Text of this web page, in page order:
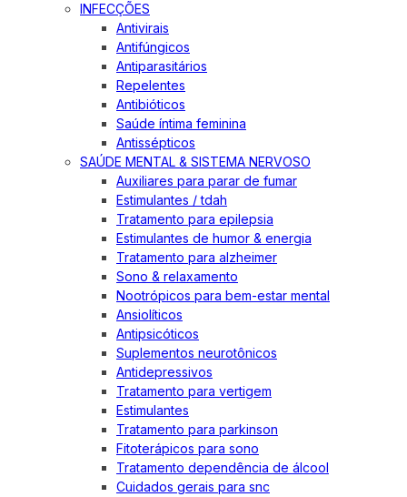
INFECÇÕES
Antivirais
Antifúngicos
Antiparasitários
Repelentes
Antibióticos
Saúde íntima feminina
Antissépticos
SAÚDE MENTAL & SISTEMA NERVOSO
Auxiliares para parar de fumar
Estimulantes / tdah
Tratamento para epilepsia
Estimulantes de humor & energia
Tratamento para alzheimer
Sono & relaxamento
Nootrópicos para bem-estar mental
Ansiolíticos
Antipsicóticos
Suplementos neurotônicos
Antidepressivos
Tratamento para vertigem
Estimulantes
Tratamento para parkinson
Fitoterápicos para sono
Tratamento dependência de álcool
Cuidados gerais para snc